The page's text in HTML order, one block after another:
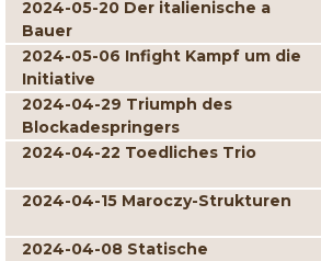
2024-05-20 Der italienische a
Bauer
2024-05-06 Infight Kampf um die
Initiative
2024-04-29 Triumph des
Blockadespringers
2024-04-22 Toedliches Trio
2024-04-15 Maroczy-Strukturen
2024-04-08 Statische